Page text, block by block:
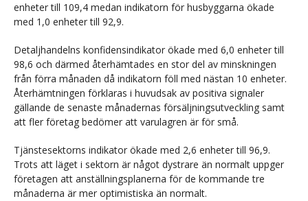
enheter till 109,4 medan indikatorn för husbyggarna ökade
med 1,0 enheter till 92,9.
Detaljhandelns konfidensindikator ökade med 6,0 enheter till
98,6 och därmed återhämtades en stor del av minskningen
från förra månaden då indikatorn föll med nästan 10 enheter.
Återhämtningen förklaras i huvudsak av positiva signaler
gällande de senaste månadernas försäljningsutveckling samt
att fler företag bedömer att varulagren är för små.
Tjänstesektorns indikator ökade med 2,6 enheter till 96,9.
Trots att läget i sektorn är något dystrare än normalt uppger
företagen att anställningsplanerna för de kommande tre
månaderna är mer optimistiska än normalt.